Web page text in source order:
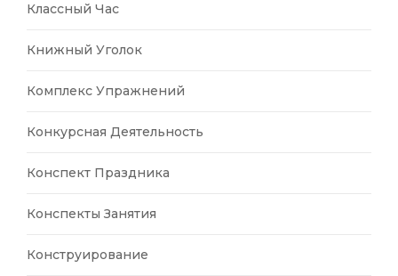
Классный Час
Книжный Уголок
Комплекс Упражнений
Конкурсная Деятельность
Конспект Праздника
Конспекты Занятия
Конструирование